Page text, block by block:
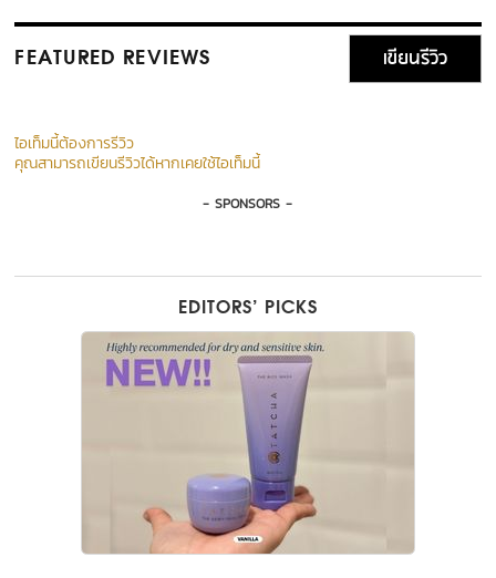
FEATURED REVIEWS เขียนรีวิว
ไอเท็มนี้ต้องการรีวิว
คุณสามารถเขียนรีวิวได้หากเคยใช้ไอเท็มนี้
- SPONSORS -
EDITORS’ PICKS